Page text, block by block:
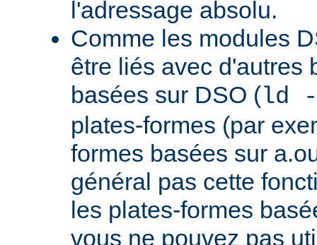
l'adressage absolu.
Comme les modules
être liés avec d'autres
basées sur DSO (ld
plates-formes (par
formes basées sur
général pas cette
les plates-formes
vous ne pouvez pas